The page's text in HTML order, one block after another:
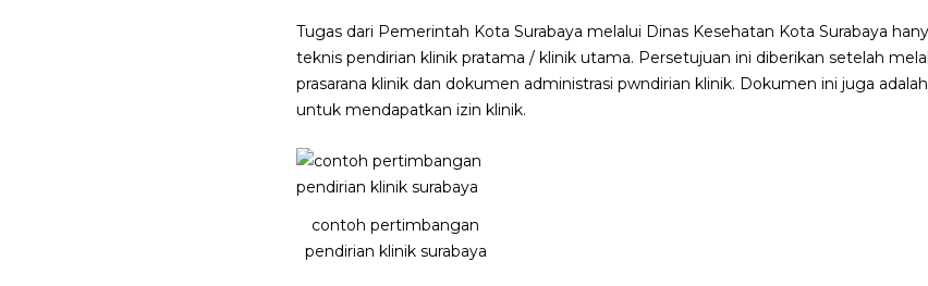
Tugas dari Pemerintah Kota Surabaya melalui Dinas Kesehatan Kota Surabaya
teknis pendirian klinik pratama / klinik utama. Persetujuan ini diberikan setelah
prasarana klinik dan dokumen administrasi pwndirian klinik. Dokumen ini juga
untuk mendapatkan izin klinik.
contoh pertimbangan
pendirian klinik surabaya